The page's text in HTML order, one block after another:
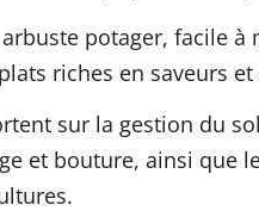
potager, facile
riches en saveurs
sur la gestion du
et bouture, ainsi que